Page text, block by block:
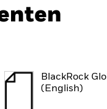
BlackRock
(English)